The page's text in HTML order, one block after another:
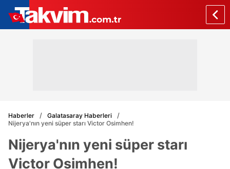
Haberler
Galatasaray Haberleri
Nijerya'nın yeni süper starı Victor Osimhen!
Nijerya'nın yeni süper starı
Victor Osimhen!